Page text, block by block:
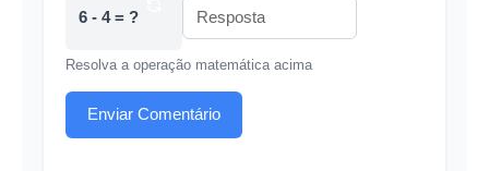
6 - 4 = ?
Resolva a operação matemática acima
Enviar Comentário